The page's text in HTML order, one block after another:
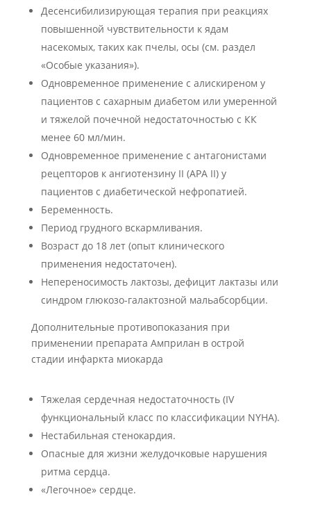
Десенсибилизирующая терапия при реакциях
повышенной чувствительности к ядам
насекомых, таких как пчелы, осы (см. раздел
«Особые указания»).
Одновременное применение с алискиреном у
пациентов с сахарным диабетом или умеренной
и тяжелой почечной недостаточностью с КК
менее 60 мл/мин.
Одновременное применение с антагонистами
рецепторов к ангиотензину II (АРА II) у
пациентов с диабетической нефропатией.
Беременность.
Период грудного вскармливания.
Возраст до 18 лет (опыт клинического
применения недостаточен).
Непереносимость лактозы, дефицит лактазы или
синдром глюкозо-галактозной мальабсорбции.
Дополнительные противопоказания при
применении препарата Амприлан в острой
стадии инфаркта миокарда
Тяжелая сердечная недостаточность (IV
функциональный класс по классификации NYHA).
Нестабильная стенокардия.
Опасные для жизни желудочковые нарушения
ритма сердца.
«Легочное» сердце.